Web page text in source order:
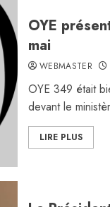
OYE
mai
WEBMASTER
OYE 349 était
devant le
LIRE PLUS